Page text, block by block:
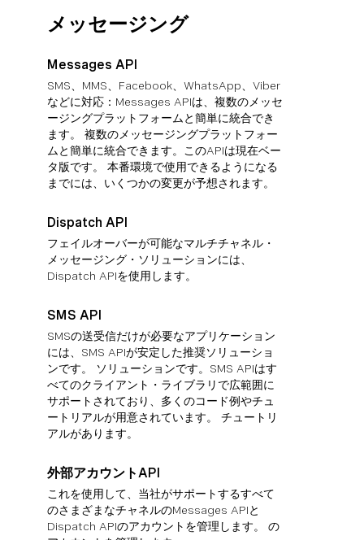
メッセージング
Messages API
SMS、MMS、Facebook、WhatsApp、Viber
などに対応：Messages APIは、複数のメッセ
ージングプラットフォームと簡単に統合でき
ます。 複数のメッセージングプラットフォー
ムと簡単に統合できます。このAPIは現在ベー
タ版です。 本番環境で使用できるようになる
までには、いくつかの変更が予想されます。
Dispatch API
フェイルオーバーが可能なマルチチャネル・
メッセージング・ソリューションには、
Dispatch APIを使用します。
SMS API
SMSの送受信だけが必要なアプリケーション
には、SMS APIが安定した推奨ソリューショ
ンです。 ソリューションです。SMS APIはす
べてのクライアント・ライブラリで広範囲に
サポートされており、多くのコード例やチュ
ートリアルが用意されています。 チュートリ
アルがあります。
外部アカウントAPI
これを使用して、当社がサポートするすべて
のさまざまなチャネルのMessages APIと
Dispatch APIのアカウントを管理します。 の